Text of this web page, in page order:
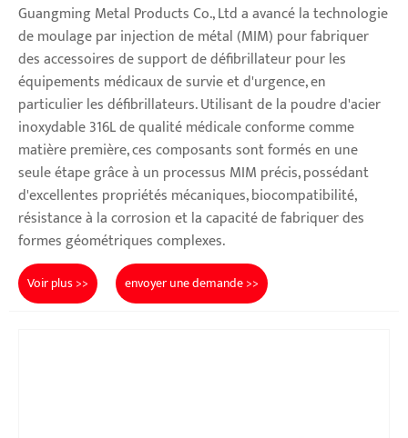
Guangming Metal Products Co., Ltd a avancé la technologie
de moulage par injection de métal (MIM) pour fabriquer
des accessoires de support de défibrillateur pour les
équipements médicaux de survie et d'urgence, en
particulier les défibrillateurs. Utilisant de la poudre d'acier
inoxydable 316L de qualité médicale conforme comme
matière première, ces composants sont formés en une
seule étape grâce à un processus MIM précis, possédant
d'excellentes propriétés mécaniques, biocompatibilité,
résistance à la corrosion et la capacité de fabriquer des
formes géométriques complexes.
Voir plus >> envoyer une demande >>